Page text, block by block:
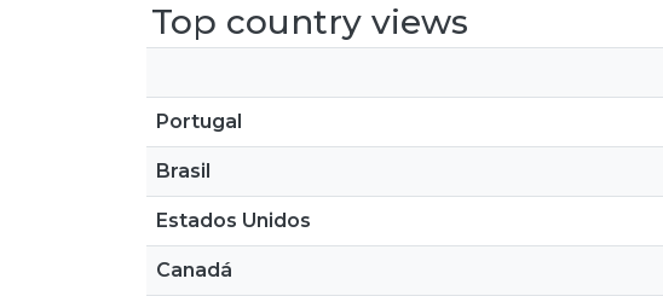
Top country views
Portugal
Brasil
Estados Unidos
Canadá